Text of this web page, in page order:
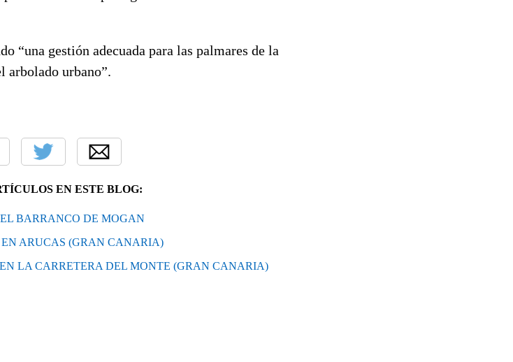
“una gestión adecuada para las palmares de la
arbolado urbano”.
EN ESTE BLOG:
BARRANCO DE MOGAN
ARUCAS (GRAN CANARIA)
LA CARRETERA DEL MONTE (GRAN CANARIA)